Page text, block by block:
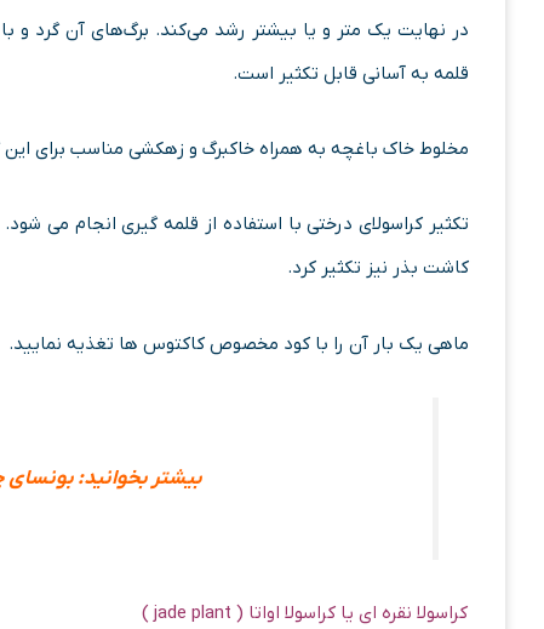
در نهایت یک‌ متر و یا بیشتر رشد می‌کند. برگ‌های آن گرد
قلمه به آسانی قابل تکثیر است.
مخلوط خاک باغچه به همراه خاکبرگ و زهکشی مناسب برای
تکثیر کراسولای درختی با استفاده از قلمه گیری انجام می
کاشت بذر نیز تکثیر کرد.
ماهی یک بار آن را با کود مخصوص کاکتوس ها تغذیه نمایید.
بیشتر بخوانید:
کراسولا نقره ای یا کراسولا اواتا ( jade plant )